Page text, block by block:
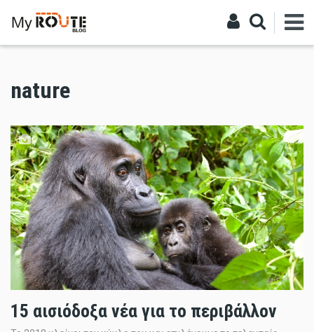
nature
15 αισιόδοξα νέα για το περιβάλλον